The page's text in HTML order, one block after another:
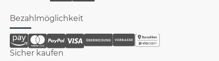
Bezahlmöglichkeit
Sicher kaufen